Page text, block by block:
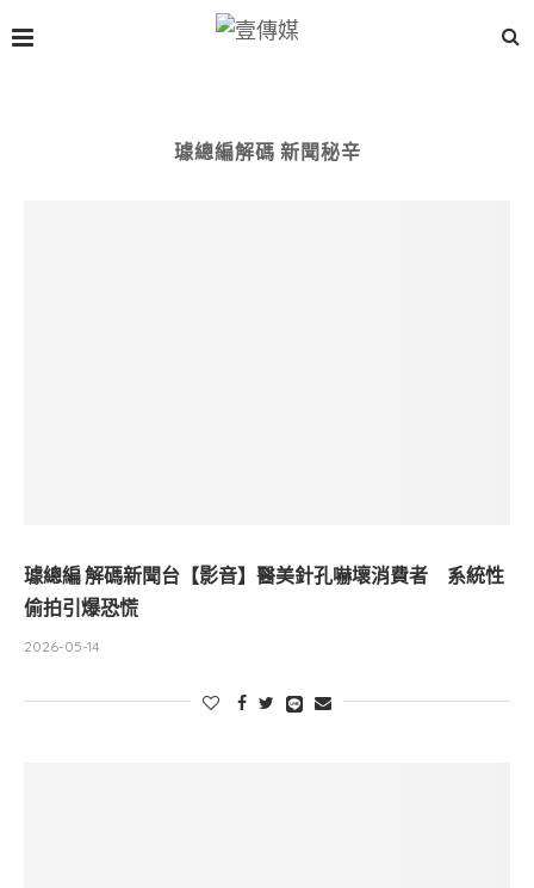
璩總編解碼 新聞秘辛
璩總編 解碼新聞台【影音】醫美針孔嚇壞消費者 系統性
偷拍引爆恐慌
2026-05-14